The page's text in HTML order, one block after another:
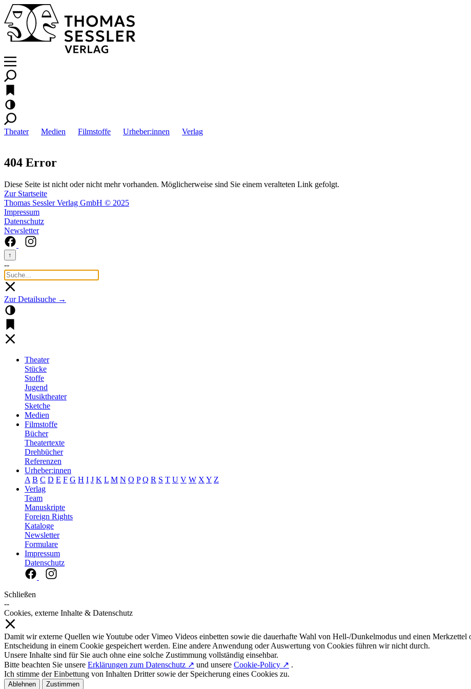
Theater Medien Filmstoffe Urheber:innen Verlag
404 Error
Diese Seite ist nicht oder nicht mehr vorhanden. Möglicherweise sind Sie einem veralteten Link gefolgt.
Zur Startseite
Thomas Sessler Verlag GmbH © 2025
Impressum
Datenschutz
Newsletter
↑
--
Zur Detailsuche →
Theater
Stücke
Stoffe
Jugend
Musiktheater
Sketche
Medien
Filmstoffe
Bücher
Theatertexte
Drehbücher
Referenzen
Urheber:innen
A B C D E F G H I J K L M N O P Q R S T U V W X Y Z
Verlag
Team
Manuskripte
Foreign Rights
Kataloge
Newsletter
Formulare
Impressum
Datenschutz
Schließen
--
Cookies, externe Inhalte & Datenschutz
Damit wir externe Quellen wie Youtube oder Vimeo Videos einbetten sowie die dauerhafte Wahl von Hell-/Dunkelmodus und einen Merkzettel
Entscheidung in einem Cookie gespeichert werden. Eine andere Anwendung oder Auswertung von Cookies führen wir nicht durch.
Unsere Inhalte sind für Sie auch ohne eine solche Zustimmung vollständig einsehbar.
Bitte beachten Sie unsere Erklärungen zum Datenschutz ↗ und unsere Cookie-Policy ↗ .
Ich stimme der Einbettung von Inhalten Dritter sowie der Speicherung eines Cookies zu.
Ablehnen Zustimmen